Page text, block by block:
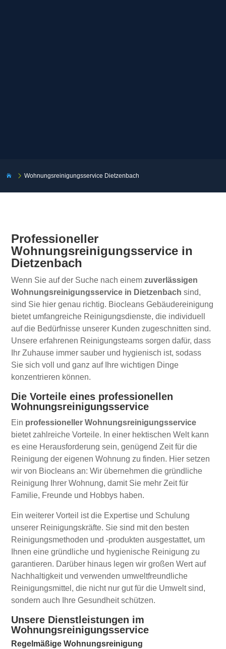
 5Wohnungsreinigungsservice Dietzenbach
Professioneller
Wohnungsreinigungsservice in
Dietzenbach
Wenn Sie auf der Suche nach einemzuverlässigen
Wohnungsreinigungsservice in Dietzenbach sind,
sind Sie hier genau richtig. Biocleans Gebäudereinigung
bietet umfangreiche Reinigungsdienste, die individuell
auf die Bedürfnisse unserer Kunden zugeschnitten sind.
Unsere erfahrenen Reinigungsteams sorgen dafür, dass
Ihr Zuhause immer sauber und hygienisch ist, sodass
Sie sich voll und ganz auf Ihre wichtigen Dinge
konzentrieren können.
Die Vorteile eines professionellen
Wohnungsreinigungsservice
Ein professioneller Wohnungsreinigungsservice
bietet zahlreiche Vorteile. In einer hektischen Welt kann
es eine Herausforderung sein, genügend Zeit für die
Reinigung der eigenen Wohnung zu finden. Hier setzen
wir von Biocleans an: Wir übernehmen die gründliche
Reinigung Ihrer Wohnung, damit Sie mehr Zeit für
Familie, Freunde und Hobbys haben.
Ein weiterer Vorteil ist die Expertise und Schulung
unserer Reinigungskräfte. Sie sind mit den besten
Reinigungsmethoden und -produkten ausgestattet, um
Ihnen eine gründliche und hygienische Reinigung zu
garantieren. Darüber hinaus legen wir großen Wert auf
Nachhaltigkeit und verwenden umweltfreundliche
Reinigungsmittel, die nicht nur gut für die Umwelt sind,
sondern auch Ihre Gesundheit schützen.
Unsere Dienstleistungen im
Wohnungsreinigungsservice
Regelmäßige Wohnungsreinigung